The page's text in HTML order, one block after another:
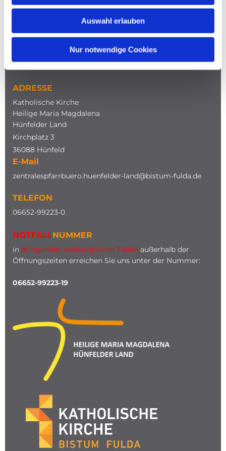
Auswahl erlauben
Nur notwendige Cookies
ADRESSE
Katholische Kirche
Heilige Maria Magdalena
Hünfelder Land
Kirchplatz 3
36088 Hünfeld
E-Mail
zentralespfarrbuero.huenfelder-land@bistum-fulda.de
TELEFON
06652-99223-0
NOTFALLNUMMER
in dringenden seelsorglichen Fällen außerhalb der
Öffnungszeiten erreichen Sie uns unter der Nummer:
06652-99223-19